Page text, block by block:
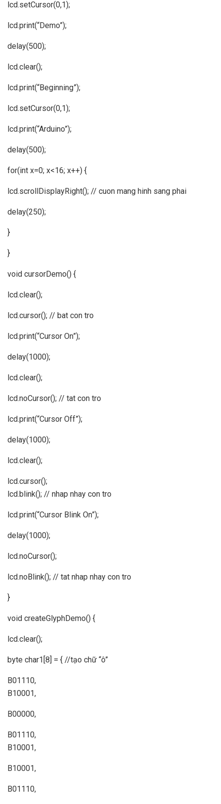
lcd.setCursor(0,1);
lcd.print(“Demo”);
delay(500);
lcd.clear();
lcd.print(“Beginning”);
lcd.setCursor(0,1);
lcd.print(“Arduino”);
delay(500);
for(int x=0; x<16; x++) {
lcd.scrollDisplayRight(); // cuon mang hinh sang phai
delay(250);
}
}
void cursorDemo() {
lcd.clear();
lcd.cursor(); // bat con tro
lcd.print(“Cursor On”);
delay(1000);
lcd.clear();
lcd.noCursor(); // tat con tro
lcd.print(“Cursor Off”);
delay(1000);
lcd.clear();
lcd.cursor();
lcd.blink(); // nhap nhay con tro
lcd.print(“Cursor Blink On”);
delay(1000);
lcd.noCursor();
lcd.noBlink(); // tat nhap nhay con tro
}
void createGlyphDemo() {
lcd.clear();
byte char1[8] = { //tạo chữ “ô”
B01110,
B10001,
B00000,
B01110,
B10001,
B10001,
B01110,